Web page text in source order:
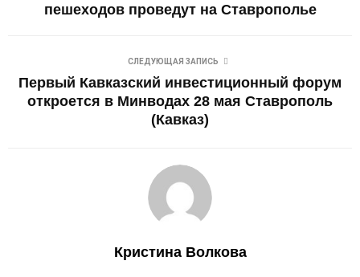
пешеходов проведут на Ставрополье
СЛЕДУЮЩАЯ ЗАПИСЬ
Первый Кавказский инвестиционный форум
откроется в Минводах 28 мая Ставрополь
(Кавказ)
Кристина Волкова